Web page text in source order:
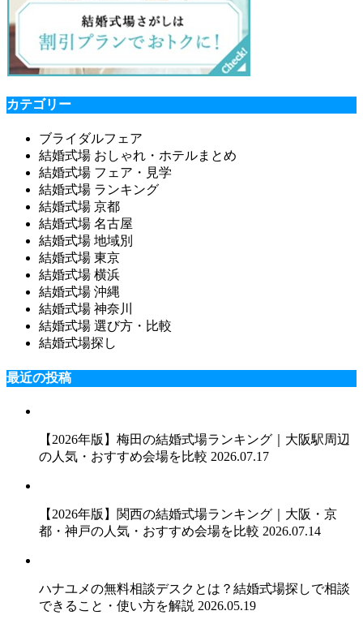
カテゴリー
ブライダルフェア
結婚式場 おしゃれ・ホテルまとめ
結婚式場 フェア・見学
結婚式場 ランキング
結婚式場 京都
結婚式場 名古屋
結婚式場 地域別
結婚式場 東京
結婚式場 横浜
結婚式場 沖縄
結婚式場 神奈川
結婚式場 選び方・比較
結婚式場探し
最近の投稿
【2026年版】梅田の結婚式場ランキング｜大阪駅周辺
の人気・おすすめ会場を比較 2026.07.17
【2026年版】関西の結婚式場ランキング｜大阪・京
都・神戸の人気・おすすめ会場を比較 2026.07.14
ハナユメの無料相談デスクとは？結婚式場探しで相談
できること・使い方を解説 2026.05.19